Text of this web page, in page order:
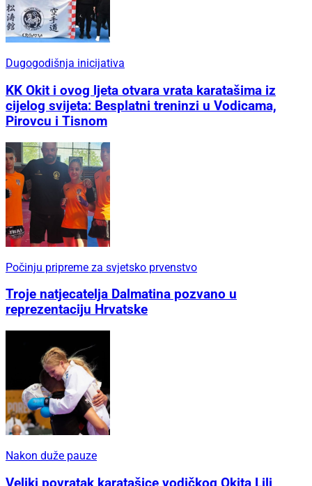
Dugogodišnja inicijativa
KK Okit i ovog ljeta otvara vrata karatašima iz
cijelog svijeta: Besplatni treninzi u Vodicama,
Pirovcu i Tisnom
Počinju pripreme za svjetsko prvenstvo
Troje natjecatelja Dalmatina pozvano u
reprezentaciju Hrvatske
Nakon duže pauze